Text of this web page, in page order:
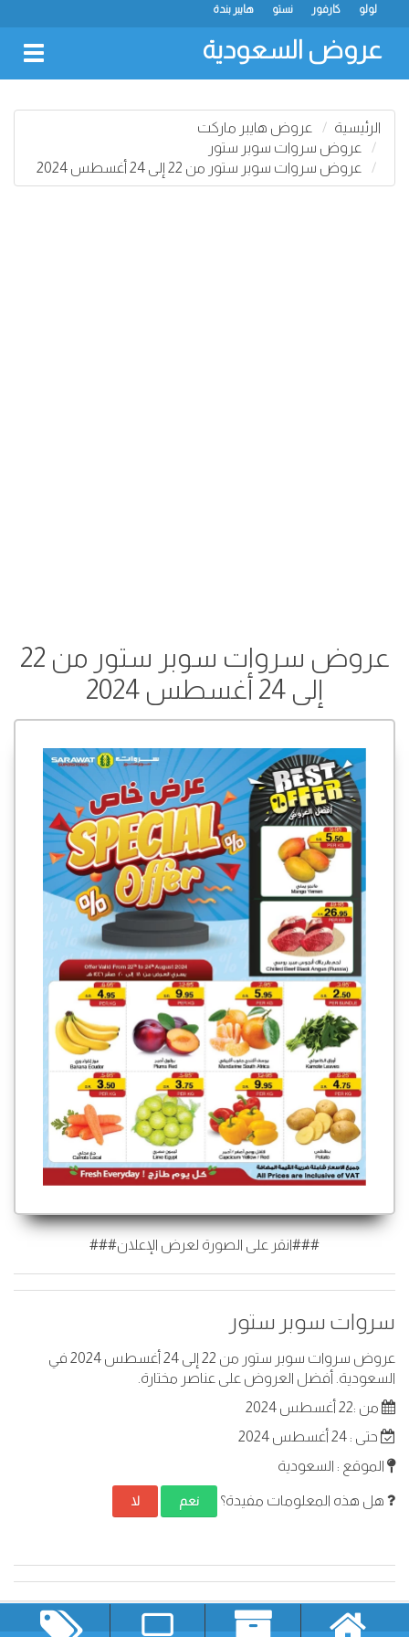
هايبر بندة نستو كارفور لولو
عروض السعودية
الرئيسية
عروض هايبر ماركت
عروض سروات سوبر ستور
عروض سروات سوبر ستور من 22 إلى 24 أغسطس 2024
عروض سروات سوبر ستور من 22
إلى 24 أغسطس 2024
###انقر على الصورة لعرض الإعلان###
سروات سوبر ستور
عروض سروات سوبر ستور من 22 إلى 24 أغسطس 2024 في
السعودية. أفضل العروض على عناصر مختارة.
من :22 أغسطس 2024
حتى : 24 أغسطس 2024
الموقع : السعودية
هل هذه المعلومات مفيدة؟ نعم لا